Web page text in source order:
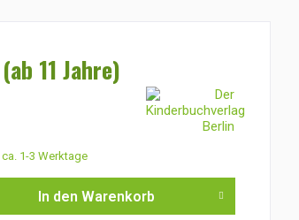
11 Jahre)
1-3 Werktage
In den Warenkorb